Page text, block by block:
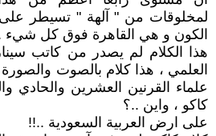
لمخلوقات من " آلهة " تسيطر على
الكون و هي القاهرة فوق كل شيء
هذا الكلام لم يصدر من كاتب
العلمي ، هذا كلام بالصوت والصورة
علماء القرنين العشرين والحادي
كاكو ، واين ..؟
على ارض العربية السعودية ..!!